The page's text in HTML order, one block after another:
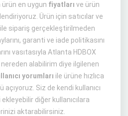
ürün en uygun fiyatları ve ürün
Ürün için satıcılar ve
ile sipariş gerçekleştirilmeden
garanti ve iade politikasını
vasıtasıyla Atlanta HDBOX
nereden alabilirim diye ilgilenen
yorumları ile ürüne hızlıca
Siz de kendi kullanıcı
diğer kullanıcılara
aktarabilirsiniz.